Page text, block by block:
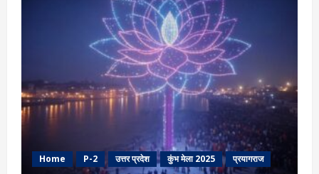
सांस्कृतिक
कार्यक्रम:
लोकगीत,
नृत्य
और
भारतीय
संस्कृति
संगम
Home P-2 उत्तर प्रदेश कुंभ मेला 2025 प्रयागराज